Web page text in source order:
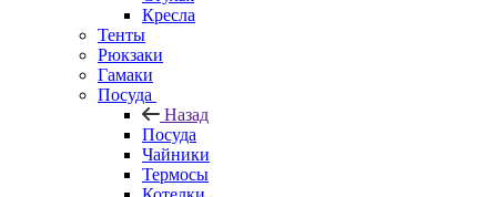
Кресла
Тенты
Рюкзаки
Гамаки
Посуда
Назад
Посуда
Чайники
Термосы